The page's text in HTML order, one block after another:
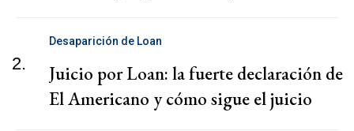
2.
Desaparición de Loan
Juicio por Loan: la fuerte declaración de
El Americano y cómo sigue el juicio